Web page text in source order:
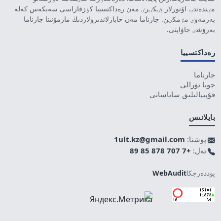
مٸندەتتٸ. اۆتورلار پٸكٸرٸ مەن رەداكتسييا كٶزقاراسى سەيكەس كەلە
بەرمەۋٸ مٷمكٸن. جارناما مەن حابارلاندىرۋلاردىڭ مازمۇنىنا جارناما
بەرۋشٸ جاۋاپتى.
رەداكتسييا
جارناما
جوبا تۋرالى
قۇپييالىلىق ساياساتى
بايلانىس
پوشتا: 1ult.kz@gmail.com
تەل: +7 707 878 85 89
پوددەرجكاWebAudit